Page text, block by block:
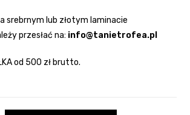
srebrnym lub złotym laminacie
przesłać na: info@tanietrofea.pl
od 500 zł brutto.